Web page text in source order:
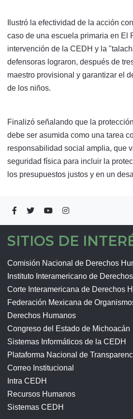
Ilustró la efectividad de la acción
caso de una escuela primaria en El
intervención de la CEDH y la
defensoras lograron, después de
maestro provisional y garantizar el
de los niños.
Finalizó señalando que la
debe ser asumida como una tarea
responsabilidad social amplia, que
seguridad física para incluir la
los presupuestos justos y en un
SITIOS DE
Comisión Nacional de Derechos
Instituto Interamericano de
Corte Interamericana de Derechos
Federación Mexicana de
Derechos Humanos
Congreso del Estado de Michoacán
Sistemas Informáticos de la CEDH
Plataforma Nacional de
Correo Institucional
Intra CEDH
Recursos Humanos
Sistemas CEDH